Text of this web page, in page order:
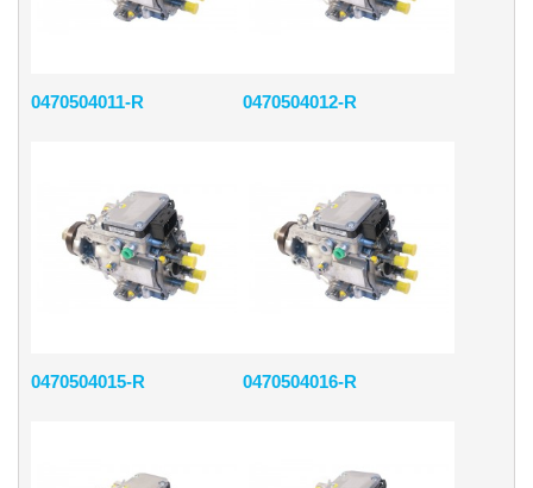
0470504011-R 0470504012-R
0470504015-R 0470504016-R